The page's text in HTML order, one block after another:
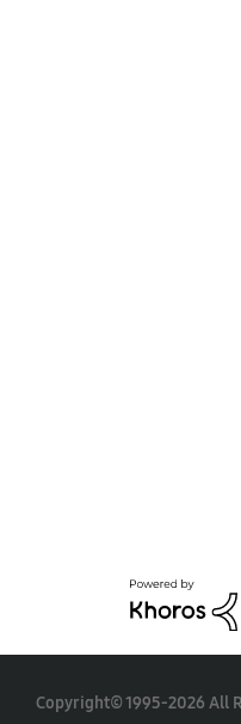
Copyright© 1995-2026 All